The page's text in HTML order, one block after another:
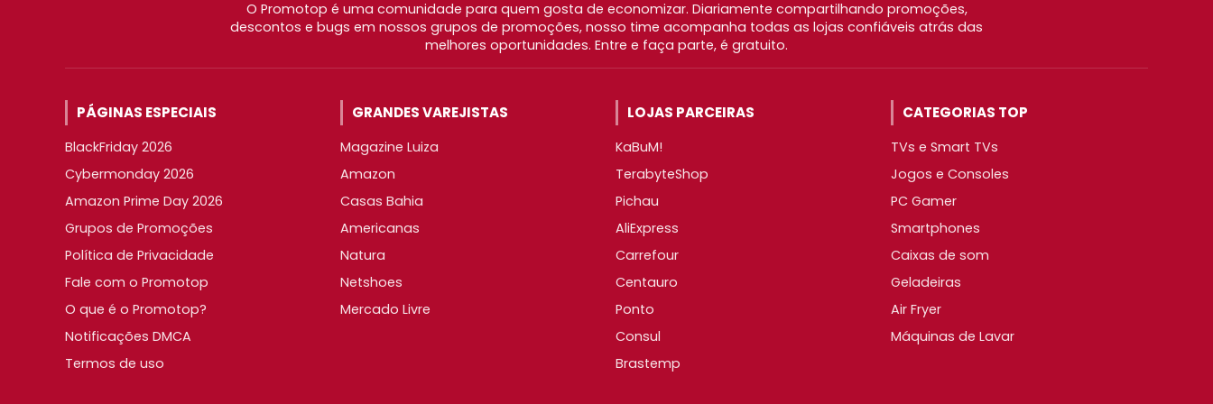
O Promotop é uma comunidade para quem gosta de economizar. Diariamente compartilhando promoções,
descontos e bugs em nossos grupos de promoções, nosso time acompanha todas as lojas confiáveis atrás das
melhores oportunidades. Entre e faça parte, é gratuito.
PÁGINAS ESPECIAIS
BlackFriday 2026
Cybermonday 2026
Amazon Prime Day 2026
Grupos de Promoções
Política de Privacidade
Fale com o Promotop
O que é o Promotop?
Notificações DMCA
Termos de uso
GRANDES VAREJISTAS
Magazine Luiza
Amazon
Casas Bahia
Americanas
Natura
Netshoes
Mercado Livre
LOJAS PARCEIRAS
KaBuM!
TerabyteShop
Pichau
AliExpress
Carrefour
Centauro
Ponto
Consul
Brastemp
CATEGORIAS TOP
TVs e Smart TVs
Jogos e Consoles
PC Gamer
Smartphones
Caixas de som
Geladeiras
Air Fryer
Máquinas de Lavar